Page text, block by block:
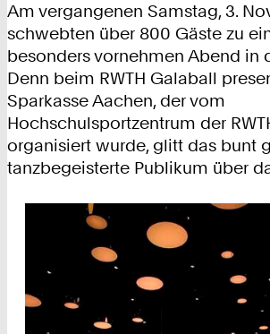
Am vergangenen Samstag, 3.
schwebten über 800 Gäste zu
besonders vornehmen Abend in
Denn beim RWTH Galaball
Sparkasse Aachen, der vom
Hochschulsportzentrum der
organisiert wurde, glitt das bunt
tanzbegeisterte Publikum über